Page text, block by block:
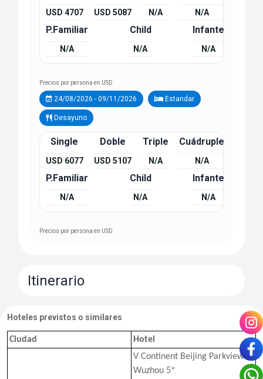
USD 4707 USD 5087 N/A N/A
P.Familiar
N/A
Child
N/A
Infante
N/A
Precios por persona en USD
24/08/2026 - 09/11/2026 Estandar
Desayuno
Single
USD 6077
Doble
USD 5107
Triple
N/A
Cuádruple
N/A
P.Familiar
N/A
Child
N/A
Infante
N/A
Precios por persona en USD
Itinerario
Hoteles previstos o similares
Ciudad Hotel
V Continent Beijing Parkview
Wuzhou 5*